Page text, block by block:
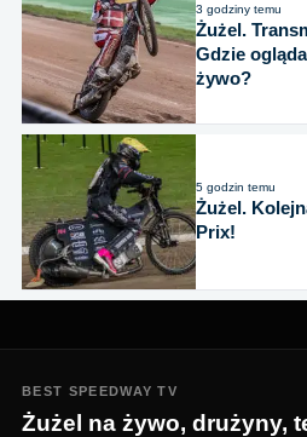
3 godziny temu
Żużel.
Gdzie
żywo?
5 godzin temu
Żużel.
Prix!
BEST SPEEDWAY TV
Żużel na żywo, drużyny,